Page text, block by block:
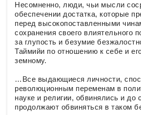
Несомненно, люди, чьи мысли
обеспечении достатка, которые
перед высокопоставленными
сохранения своего влиятельного
за глупость и безумие
Таймийи по отношению к себе и
земному.
…Все выдающиеся личности,
революционным переменам в
науке и религии, обвинялись и до
продолжают обвиняться в таком